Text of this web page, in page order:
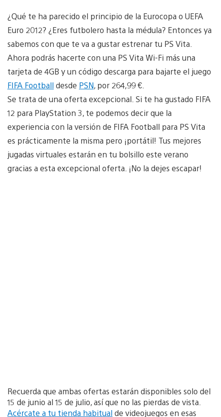
¿Qué te ha parecido el principio de la Eurocopa o UEFA
Euro 2012? ¿Eres futbolero hasta la médula? Entonces ya
sabemos con que te va a gustar estrenar tu PS Vita.
Ahora podrás hacerte con una PS Vita Wi-Fi más una
tarjeta de 4GB y un código descarga para bajarte el juego
FIFA Footballdesde PSN, por 264,99 €.
Se trata de una oferta excepcional. Si te ha gustado FIFA
12 para PlayStation 3, te podemos decir que la
experiencia con la versión de FIFA Football para PS Vita
es prácticamente la misma pero ¡portátil! Tus mejores
jugadas virtuales estarán en tu bolsillo este verano
gracias a esta excepcional oferta. ¡No la dejes escapar!
Recuerda que ambas ofertas estarán disponibles solo del
15 de junio al 15 de julio, así que no las pierdas de vista.
Acércate a tu tienda habitualde videojuegos en esas